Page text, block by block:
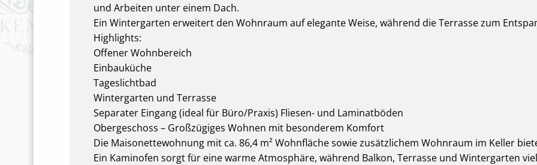
und Arbeiten unter einem Dach.
Ein Wintergarten erweitert den Wohnraum auf elegante Weise, während die Terrasse zum
Highlights:
Offener Wohnbereich
Einbauküche
Tageslichtbad
Wintergarten und Terrasse
Separater Eingang (ideal für Büro/Praxis) Fliesen- und Laminatböden
Obergeschoss – Großzügiges Wohnen mit besonderem Komfort
Die Maisonettewohnung mit ca. 86,4 m² Wohnfläche sowie zusätzlichem Wohnraum im Keller
Ein Kaminofen sorgt für eine warme Atmosphäre, während Balkon, Terrasse und Wintergarten